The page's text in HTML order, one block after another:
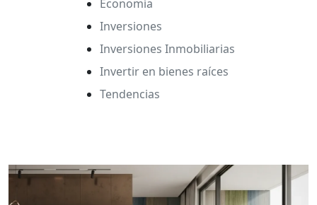
Economía
Inversiones
Inversiones Inmobiliarias
Invertir en bienes raíces
Tendencias